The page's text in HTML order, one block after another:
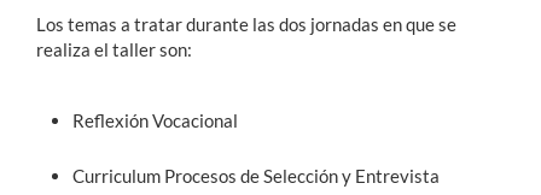
Los temas a tratar durante las dos jornadas en que se
realiza el taller son:
Reflexión Vocacional
Curriculum Procesos de Selección y Entrevista